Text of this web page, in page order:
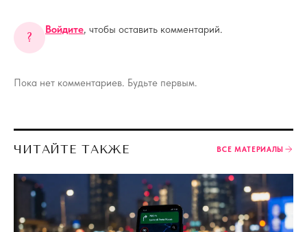
?
Войдите, чтобы оставить комментарий.
Пока нет комментариев. Будьте первым.
ЧИТАЙТЕ ТАКЖЕ ВСЕ МАТЕРИАЛЫ